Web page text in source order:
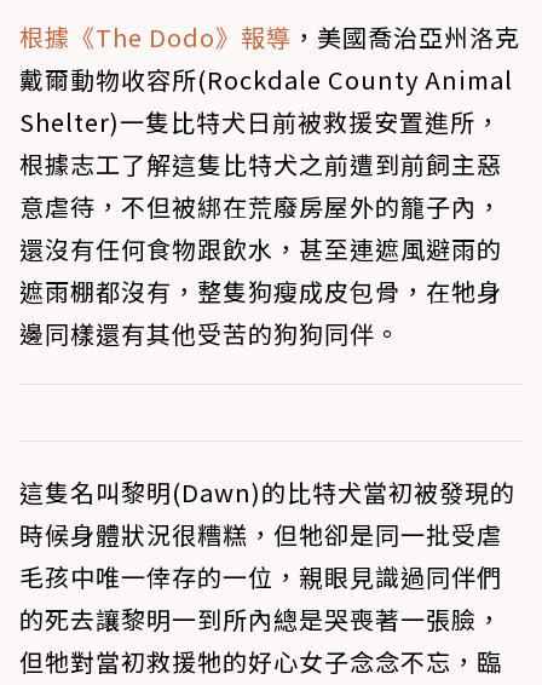
根據《The Dodo》報導 ，美國喬治亞州洛克
戴爾動物收容所(Rockdale County Animal
Shelter)一隻比特犬日前被救援安置進所，
根據志工了解這隻比特犬之前遭到前飼主惡
意虐待，不但被綁在荒廢房屋外的籠子內，
還沒有任何食物跟飲水，甚至連遮風避雨的
遮雨棚都沒有，整隻狗瘦成皮包骨，在牠身
邊同樣還有其他受苦的狗狗同伴。
這隻名叫黎明(Dawn)的比特犬當初被發現的
時候身體狀況很糟糕，但牠卻是同一批受虐
毛孩中唯一倖存的一位，親眼見識過同伴們
的死去讓黎明一到所內總是哭喪著一張臉，
但牠對當初救援牠的好心女子念念不忘，臨